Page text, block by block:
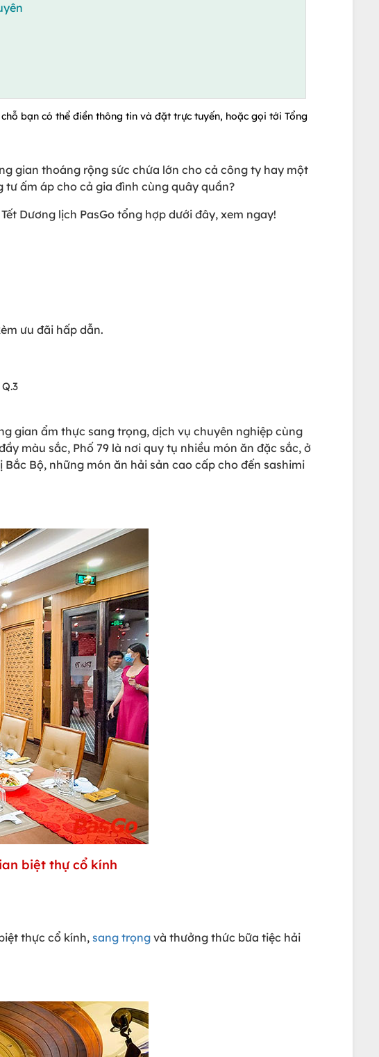
bạn có thể điền thông tin và đặt trực tuyến, hoặc gọi tới Tổng
gian thoáng rộng sức chứa lớn cho cả công ty hay một
ấm áp cho cả gia đình cùng quây quần?
Dương lịch PasGo tổng hợp dưới đây, xem ngay!
ưu đãi hấp dẫn.
gian ẩm thực sang trọng, dịch vụ chuyên nghiệp cùng
màu sắc, Phố 79 là nơi quy tụ nhiều món ăn đặc sắc, ở
Bộ, những món ăn hải sản cao cấp cho đến sashimi
biệt thự cổ kính
thực cổ kính, sang trọng và thưởng thức bữa tiệc hải